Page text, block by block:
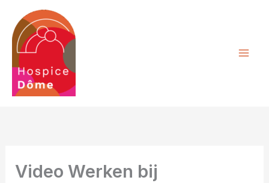
naar
inhoud
Video Werken bij